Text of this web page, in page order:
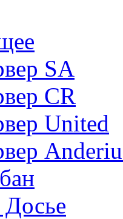
SA
CR
United